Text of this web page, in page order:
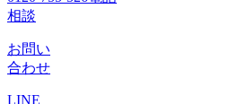
相談
お問い
合わせ
LINE